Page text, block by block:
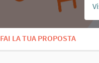
FAI LA TUA PROPOSTA